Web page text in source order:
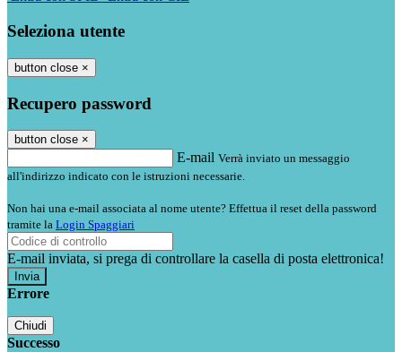
Seleziona utente
button close ×
Recupero password
button close ×
E-mail Verrà inviato un messaggio
all'indirizzo indicato con le istruzioni necessarie.
Non hai una e-mail associata al nome utente? Effettua il reset della password
tramite la Login Spaggiari
E-mail inviata, si prega di controllare la casella di posta elettronica!
Errore
Chiudi
Successo